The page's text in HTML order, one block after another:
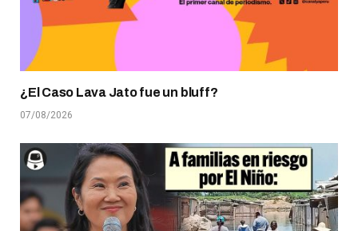
¿El Caso Lava Jato fue un bluff?
07/08/2026